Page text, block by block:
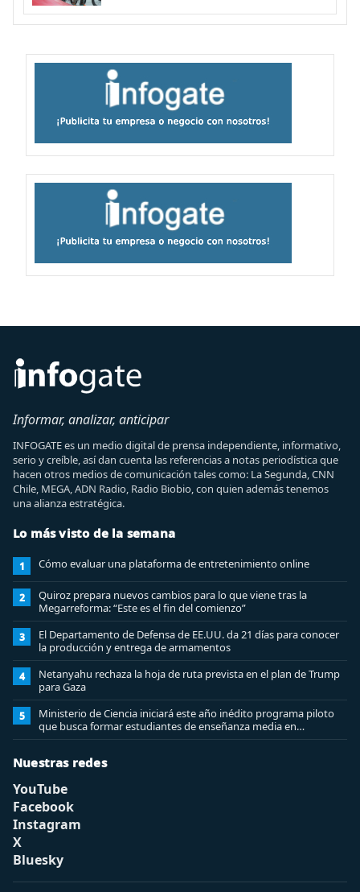
Informar, analizar, anticipar
INFOGATE es un medio digital de prensa independiente, informativo,
serio y creíble, así dan cuenta las referencias a notas periodística que
hacen otros medios de comunicación tales como: La Segunda, CNN
Chile, MEGA, ADN Radio, Radio Biobio, con quien además tenemos
una alianza estratégica.
Lo más visto de la semana
1 Cómo evaluar una plataforma de entretenimiento online
2
Quiroz prepara nuevos cambios para lo que viene tras la
Megarreforma: “Este es el fin del comienzo”
3
El Departamento de Defensa de EE.UU. da 21 días para conocer
la producción y entrega de armamentos
4
Netanyahu rechaza la hoja de ruta prevista en el plan de Trump
para Gaza
5
Ministerio de Ciencia iniciará este año inédito programa piloto
que busca formar estudiantes de enseñanza media en
ciberseguridad
Nuestras redes
YouTube
Facebook
Instagram
X
Bluesky